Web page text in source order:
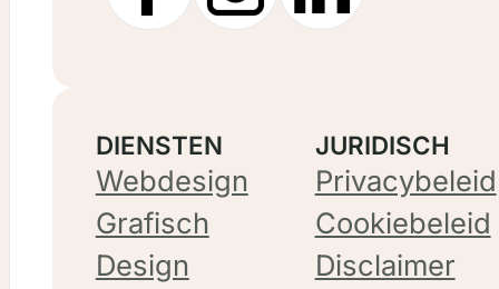
DIENSTEN
Webdesign
Grafisch
Design
JURIDISCH
Privacybeleid
Cookiebeleid
Disclaimer